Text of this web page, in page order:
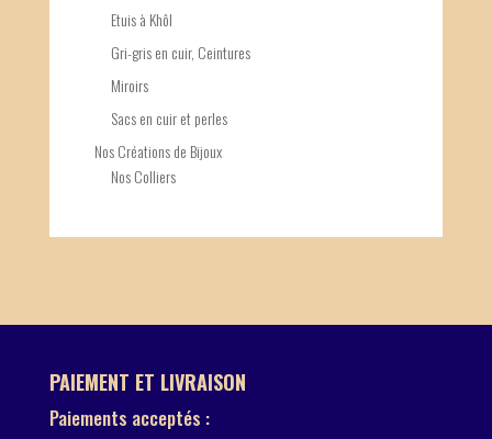
Etuis à Khôl
Gri-gris en cuir, Ceintures
Miroirs
Sacs en cuir et perles
Nos Créations de Bijoux
Nos Colliers
PAIEMENT ET LIVRAISON
Paiements acceptés :